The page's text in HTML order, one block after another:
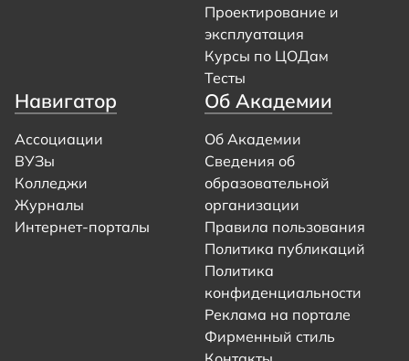
Проектирование и
эксплуатация
Курсы по ЦОДам
Тесты
Навигатор
Ассоциации
ВУЗы
Колледжи
Журналы
Интернет-порталы
Об Академии
Об Академии
Сведения об
образовательной
организации
Правила пользования
Политика публикаций
Политика
конфиденциальности
Реклама на портале
Фирменный стиль